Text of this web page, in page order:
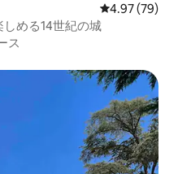
レビュー79
4.97 (79)
める14世紀の城
ス